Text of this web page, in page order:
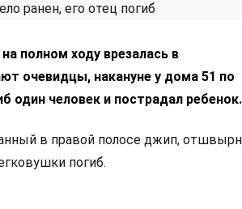
полном ходу врезалась в
очевидцы, накануне у дома 51 по
один человек и пострадал ребенок.
в правой полосе джип,
погиб.